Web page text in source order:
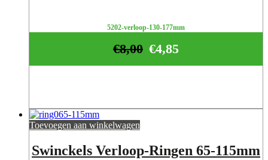
5202-verloop-130-177mm
€4,85
€8,00
Toevoegen aan winkelwagen
Swinckels Verloop-Ringen 65-115mm